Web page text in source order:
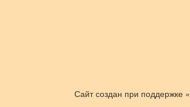
Сайт создан при поддержке «